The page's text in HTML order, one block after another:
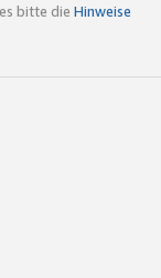
bitte die Hinweise